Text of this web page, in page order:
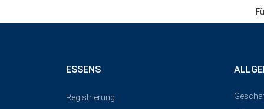
ESSENS
Registrierung